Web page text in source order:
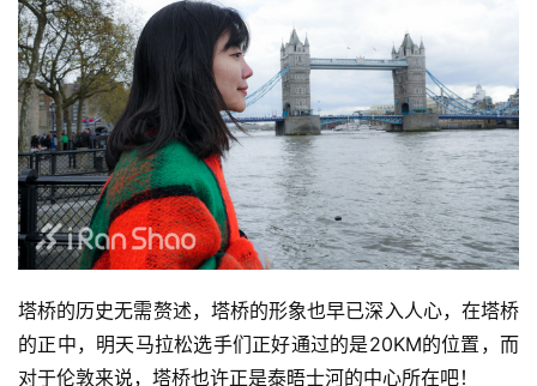
塔桥的历史无需赘述，塔桥的形象也早已深入人心，在塔桥
的正中，明天马拉松选手们正好通过的是20KM的位置，而
对于伦敦来说，塔桥也许正是泰晤士河的中心所在吧！